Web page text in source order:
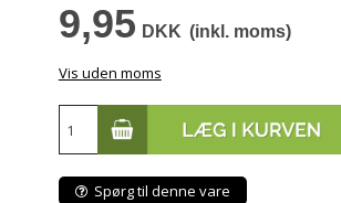
9,95 DKK (inkl. moms)
Vis uden moms
Spørg til denne vare